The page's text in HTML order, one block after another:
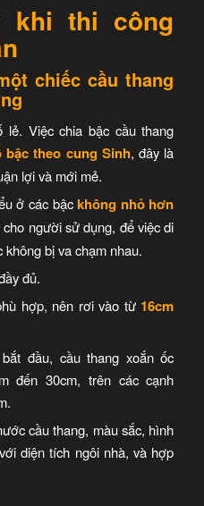
khi thi công
chiếc cầu thang
lẻ. Việc chia bậc cầu thang
bậc theo cung Sinh, đây là
lợi và mới mẻ.
ở các bậckhông nhỏ hơn
người sử dụng, để việc di
bị va chạm nhau.
đủ.
hợp, nên rơi vào từ 16cm
đầu, cầu thang xoắn ốc
đến 30cm, trên các cạnh
cầu thang, màu sắc, hình
diện tích ngôi nhà, và hợp